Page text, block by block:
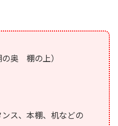
奥 棚の上）
ス、本棚、机などの